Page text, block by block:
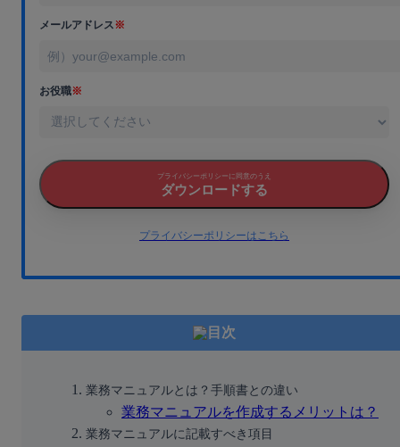
メールアドレス※
お役職※
プライバシーポリシーに同意のうえ
ダウンロードする
プライバシーポリシーはこちら
目次
業務マニュアルとは？手順書との違い
業務マニュアルを作成するメリットは？
業務マニュアルに記載すべき項目